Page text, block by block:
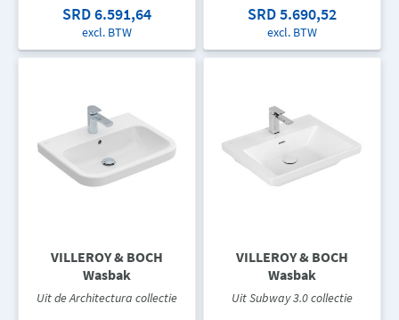
SRD 6.591,64
excl. BTW
SRD 5.690,52
excl. BTW
VILLEROY & BOCH
Wasbak
Uit de Architectura collectie
VILLEROY & BOCH
Wasbak
Uit Subway 3.0 collectie